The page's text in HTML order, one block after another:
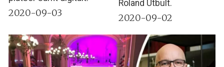
2020-09-03
Roland Utbult.
2020-09-02